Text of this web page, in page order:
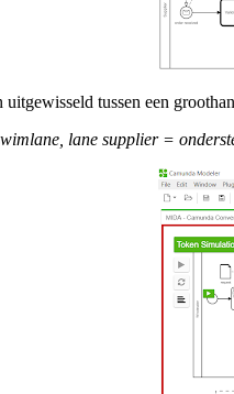
tussen een
lane supplier =